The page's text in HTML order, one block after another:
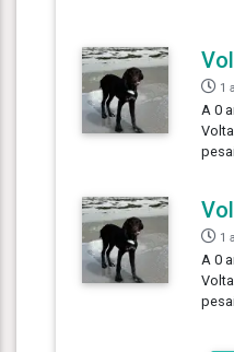
1
A 0
1
A 0